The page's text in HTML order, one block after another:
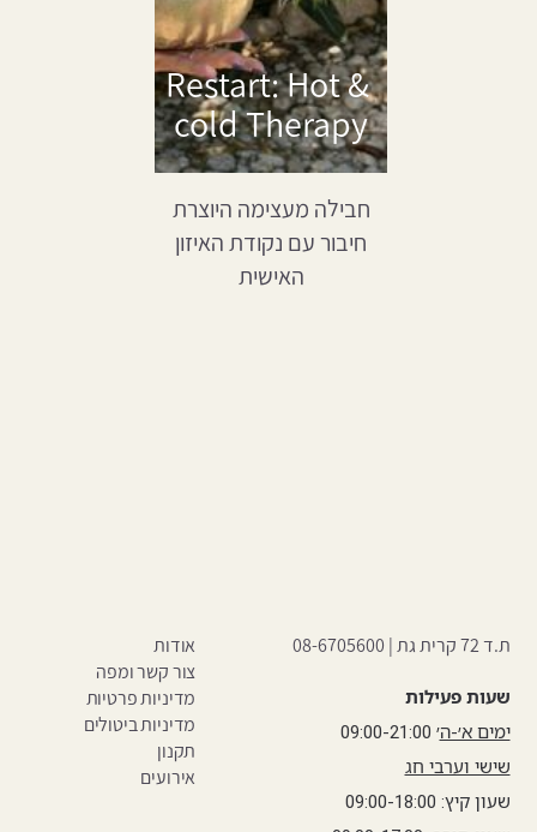
Restart: Hot &
cold Therapy
חבילה מעצימה היוצרת
חיבור עם נקודת האיזון
האישית
ת.ד 72 קרית גת |
שעות פעילות
ימים א׳-ה׳ 09:00-21:00
שישי וערבי חג
שעון קיץ: 09:00-18:00
אודות
צור קשר ומפה
מדיניות פרטיות
מדיניות ביטולים
תקנון
אירועים